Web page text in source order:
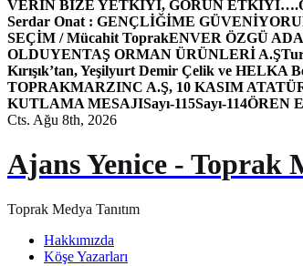
VERİN BİZE YETKİYİ, GÖRÜN ETKİYİ….
Serdar Onat : GENÇLİĞİME
SEÇİM / Mücahit ToprakENVER ÖZGÜ
OLDUYENTAŞ ORMAN ÜRÜNLERİ A.Ş
Kırışık’tan, Yeşilyurt Demir Çelik ve HELKA
TOPRAKMARZINC A.Ş, 10 KASIM
KUTLAMA MESAJISayı-115Sayı-114ÖREN
Cts. Ağu 8th, 2026
Ajans Yenice - Toprak
Toprak Medya Tanıtım
Hakkımızda
Köşe Yazarları